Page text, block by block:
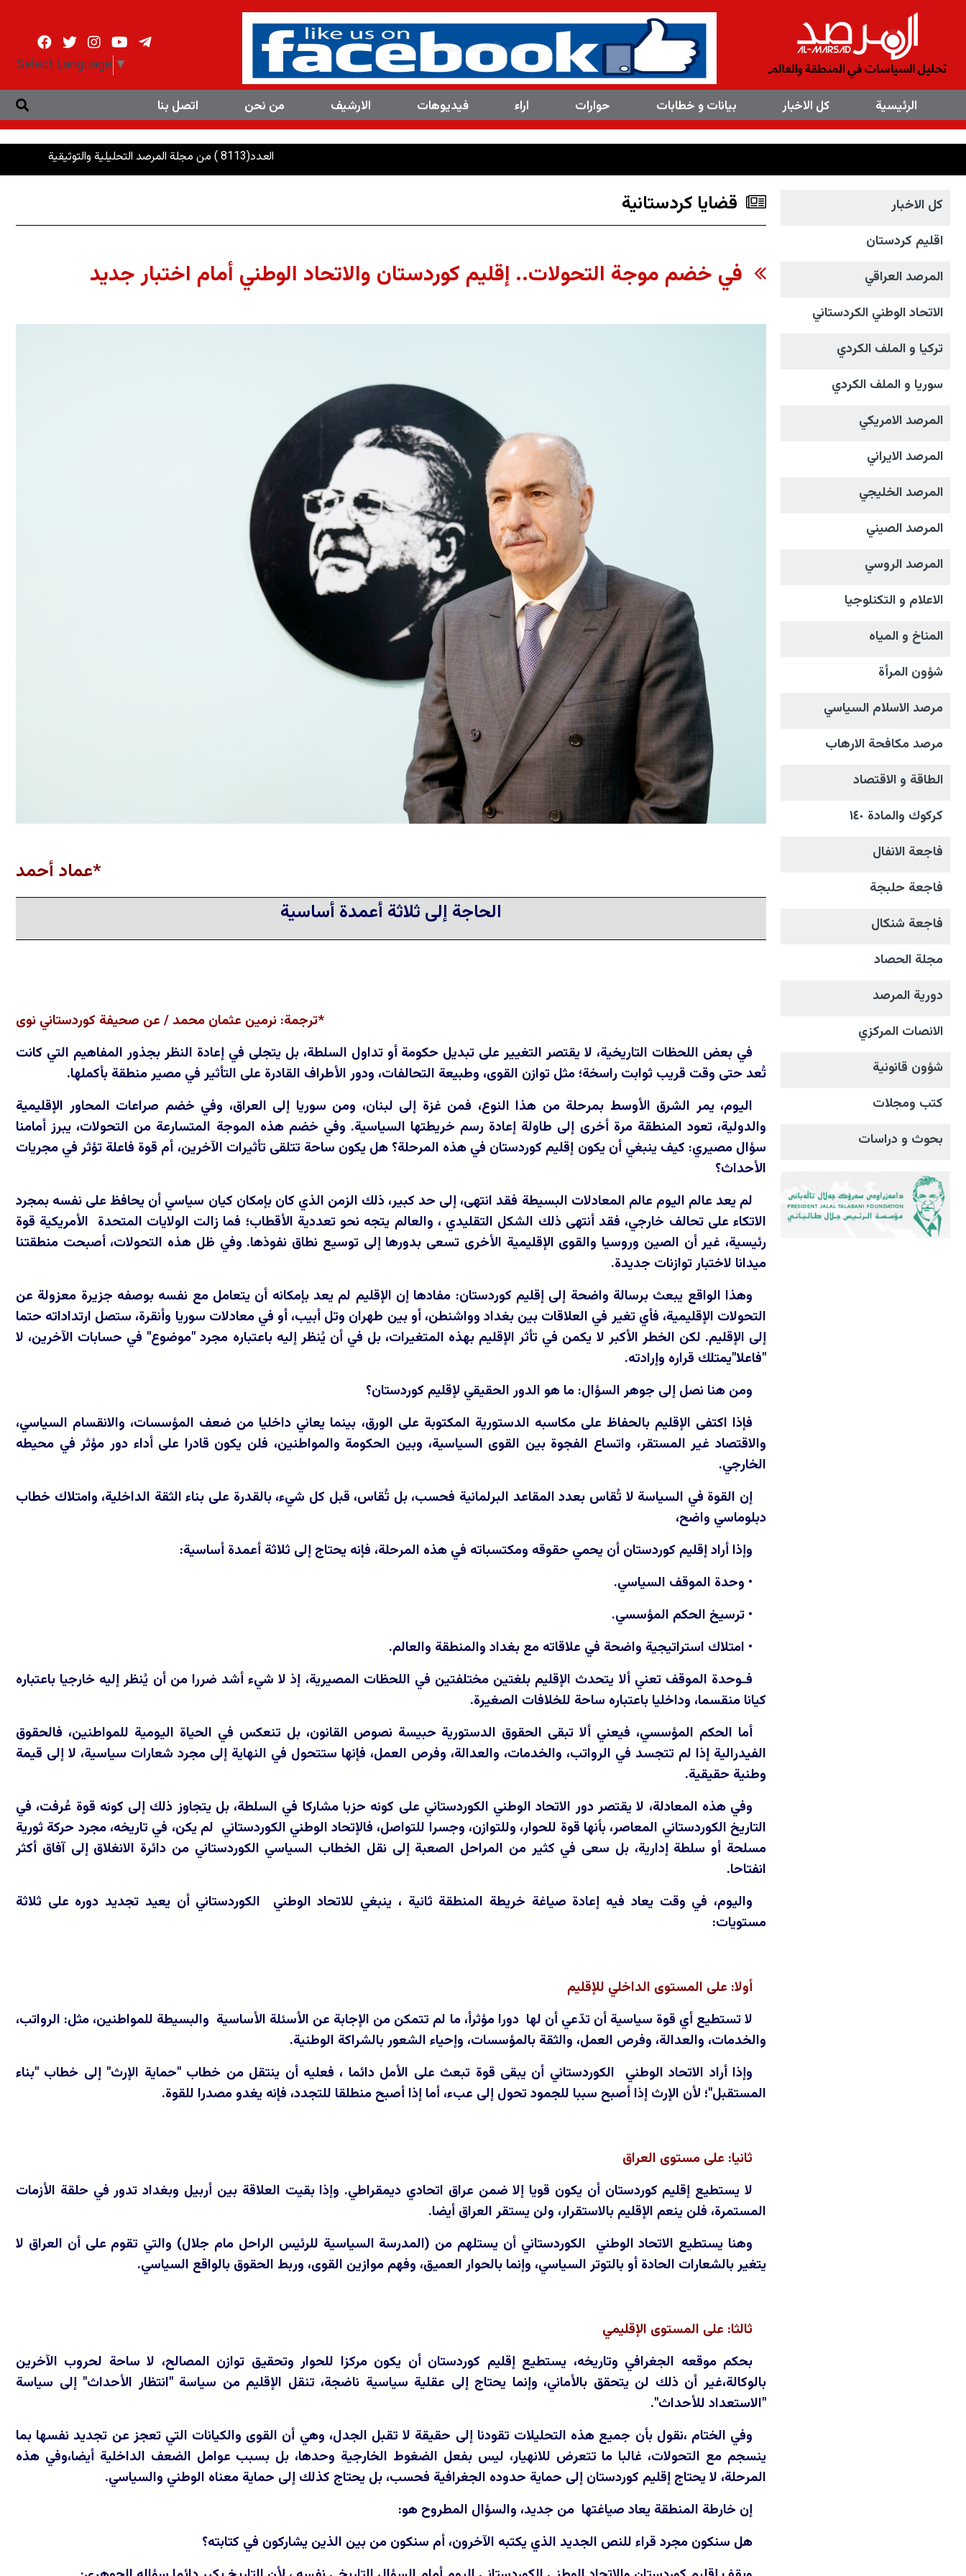
Select Language ▼
الرئیسیة کل الاخبار بیانات و خطابات حوارات اراء فیدیوهات الارشیف من نحن اتصل بنا
×
الرئاسات:
کل الاخبار
اقليم كردستان
المرصد العراقي
الاتحاد الوطني الکردستاني
تركيا و الملف الکردي
سوريا و الملف الکردي
المرصد الامریکي
المرصد الايراني
المرصد الخليجي
المرصد الصيني
المرصد الروسي
الاعلام و التکنلوجیا
المناخ و المیاه
شؤون المرأة
مرصد الاسلام السياسي
مرصد مكافحة الارهاب
الطاقة و الاقتصاد
كركوك والمادة ١٤٠
فاجعة الانفال
فاجعة حلبجة
فاجعة شنكال
مجلة الحصاد
دورية المرصد
الانصات المرکزي
شؤون قانونية
كتب ومجلات
بحوث و دراسات
قضايا كردستانية
في خضم موجة التحولات.. إقليم كوردستان والاتحاد الوطني أمام اختبار جديد
*عماد أحمد
الحاجة إلى ثلاثة أعمدة أساسية
*ترجمة: نرمين عثمان محمد / عن صحيفة كوردستاني نوى
في بعض اللحظات التاريخية، لا يقتصر التغيير على تبديل حكومة أو تداول السلطة، بل يتجلى في إعادة النظر بجذور المفاهيم التي كانت
تُعد حتى وقت قريب ثوابت راسخة؛ مثل توازن القوى، وطبيعة التحالفات، ودور الأطراف القادرة على التأثير في مصير منطقة بأكملها.
اليوم، يمر الشرق الأوسط بمرحلة من هذا النوع، فمن غزة إلى لبنان، ومن سوريا إلى العراق، وفي خضم صراعات المحاور الإقليمية
والدولية، تعود المنطقة مرة أخرى إلى طاولة إعادة رسم خريطتها السياسية. وفي خضم هذه الموجة المتسارعة من التحولات، يبرز أمامنا
سؤال مصيري: كيف ينبغي أن يكون إقليم كوردستان في هذه المرحلة؟ هل يكون ساحة تتلقى تأثيرات الآخرين، أم قوة فاعلة تؤثر في مجريات
الأحداث؟
لم يعد عالم اليوم عالم المعادلات البسيطة فقد انتهى، إلى حد كبير، ذلك الزمن الذي كان بإمكان كيان سياسي أن يحافظ على نفسه بمجرد
الاتكاء على تحالف خارجي، فقد أنتهى ذلك الشكل التقليدي ، والعالم يتجه نحو تعددية الأقطاب؛ فما زالت الولايات المتحدة الأمريكية قوة
رئيسية، غير أن الصين وروسيا والقوى الإقليمية الأخرى تسعى بدورها إلى توسيع نطاق نفوذها. وفي ظل هذه التحولات، أصبحت منطقتنا
ميدانا لاختبار توازنات جديدة.
وهذا الواقع يبعث برسالة واضحة إلى إقليم كوردستان: مفادها إن الإقليم لم يعد بإمكانه أن يتعامل مع نفسه بوصفه جزيرة معزولة عن
التحولات الإقليمية، فأي تغير في العلاقات بين بغداد وواشنطن، أو بين طهران وتل أبيب، أو في معادلات سوريا وأنقرة، ستصل ارتداداته حتما
إلى الإقليم. لكن الخطر الأكبر لا يكمن في تأثر الإقليم بهذه المتغيرات، بل في أن يُنظر إليه باعتباره مجرد "موضوع" في حسابات الآخرين، لا
"فاعلا"يمتلك قراره وإرادته.
ومن هنا نصل إلى جوهر السؤال: ما هو الدور الحقيقي لإقليم كوردستان؟
فإذا اكتفى الإقليم بالحفاظ على مكاسبه الدستورية المكتوبة على الورق، بينما يعاني داخليا من ضعف المؤسسات، والانقسام السياسي،
والاقتصاد غير المستقر، واتساع الفجوة بين القوى السياسية، وبين الحكومة والمواطنين، فلن يكون قادرا على أداء دور مؤثر في محيطه
الخارجي.
إن القوة في السياسة لا تُقاس بعدد المقاعد البرلمانية فحسب، بل تُقاس، قبل كل شيء، بالقدرة على بناء الثقة الداخلية، وامتلاك خطاب
دبلوماسي واضح،
وإذا أراد إقليم كوردستان أن يحمي حقوقه ومكتسباته في هذه المرحلة، فإنه يحتاج إلى ثلاثة أعمدة أساسية:
• وحدة الموقف السياسي.
• ترسيخ الحكم المؤسسي.
• امتلاك استراتيجية واضحة في علاقاته مع بغداد والمنطقة والعالم.
فـوحدة الموقف تعني ألا يتحدث الإقليم بلغتين مختلفتين في اللحظات المصيرية، إذ لا شيء أشد ضررا من أن يُنظر إليه خارجيا باعتباره
كيانا منقسما، وداخليا باعتباره ساحة للخلافات الصغيرة.
أما الحكم المؤسسي، فيعني ألا تبقى الحقوق الدستورية حبيسة نصوص القانون، بل تنعكس في الحياة اليومية للمواطنين، فالحقوق
الفيدرالية إذا لم تتجسد في الرواتب، والخدمات، والعدالة، وفرص العمل، فإنها ستتحول في النهاية إلى مجرد شعارات سياسية، لا إلى قيمة
وطنية حقيقية.
وفي هذه المعادلة، لا يقتصر دور الاتحاد الوطني الكوردستاني على كونه حزبا مشاركا في السلطة، بل يتجاوز ذلك إلى كونه قوة عُرفت، في
التاريخ الكوردستاني المعاصر، بأنها قوة للحوار، وللتوازن، وجسرا للتواصل، فالإتحاد الوطني الكوردستاني لم يكن، في تاريخه، مجرد حركة ثورية
مسلحة أو سلطة إدارية، بل سعى في كثير من المراحل الصعبة إلى نقل الخطاب السياسي الكوردستاني من دائرة الانغلاق إلى آفاق أكثر
انفتاحا.
واليوم، في وقت يعاد فيه إعادة صياغة خريطة المنطقة ثانية ، ينبغي للاتحاد الوطني الكوردستاني أن يعيد تجديد دوره على ثلاثة
مستويات:
أولا: على المستوى الداخلي للإقليم
لا تستطيع أي قوة سياسية أن تدّعي أن لها دورا مؤثرأ، ما لم تتمكن من الإجابة عن الأسئلة الأساسية والبسيطة للمواطنين، مثل: الرواتب،
والخدمات، والعدالة، وفرص العمل، والثقة بالمؤسسات، وإحياء الشعور بالشراكة الوطنية.
وإذا أراد الاتحاد الوطني الكوردستاني أن يبقى قوة تبعث على الأمل دائما ، فعليه أن ينتقل من خطاب "حماية الإرث" إلى خطاب "بناء
المستقبل"؛ لأن الإرث إذا أصبح سببا للجمود تحول إلى عبء، أما إذا أصبح منطلقا للتجدد، فإنه يغدو مصدرا للقوة.
ثانيا: على مستوى العراق
لا يستطيع إقليم كوردستان أن يكون قويا إلا ضمن عراق اتحادي ديمقراطي. وإذا بقيت العلاقة بين أربيل وبغداد تدور في حلقة الأزمات
المستمرة، فلن ينعم الإقليم بالاستقرار، ولن يستقر العراق أيضا.
وهنا يستطيع الاتحاد الوطني الكوردستاني أن يستلهم من (المدرسة السياسية للرئيس الراحل مام جلال) والتي تقوم على أن العراق لا
يتغير بالشعارات الحادة أو بالتوتر السياسي، وإنما بالحوار العميق، وفهم موازين القوى، وربط الحقوق بالواقع السياسي.
ثالثا: على المستوى الإقليمي
بحكم موقعه الجغرافي وتاريخه، يستطيع إقليم كوردستان أن يكون مركزا للحوار وتحقيق توازن المصالح، لا ساحة لحروب الآخرين
بالوكالة،غير أن ذلك لن يتحقق بالأماني، وإنما يحتاج إلى عقلية سياسية ناضجة، تنقل الإقليم من سياسة "انتظار الأحداث" إلى سياسة
"الاستعداد للأحداث".
وفي الختام ،نقول بأن جميع هذه التحليلات تقودنا إلى حقيقة لا تقبل الجدل، وهي أن القوى والكيانات التي تعجز عن تجديد نفسها بما
ينسجم مع التحولات، غالبا ما تتعرض للانهيار، ليس بفعل الضغوط الخارجية وحدها، بل بسبب عوامل الضعف الداخلية أيضا،وفي هذه
المرحلة، لا يحتاج إقليم كوردستان إلى حماية حدوده الجغرافية فحسب، بل يحتاج كذلك إلى حماية معناه الوطني والسياسي.
إن خارطة المنطقة يعاد صياغتها من جديد، والسؤال المطروح هو:
هل سنكون مجرد قراء للنص الجديد الذي يكتبه الآخرون، أم سنكون من بين الذين يشاركون في كتابته؟